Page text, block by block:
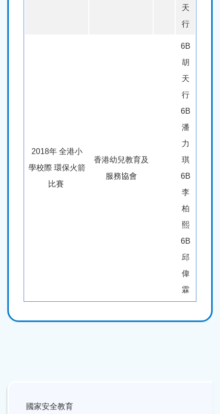
天
行
2018年 全港小
學校際 環保火箭
比賽
香港幼兒教育及
服務協會
6B
胡
天
行
6B
潘
力
琪
6B
李
柏
熙
6B
邱
偉
霖
Main
navigation
國家安全教育